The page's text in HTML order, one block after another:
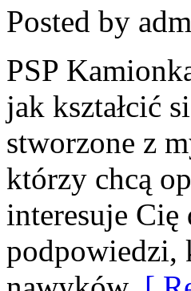
Posted by
PSP
jak kształcić
stworzone z
którzy chcą
interesuje Cię
podpowiedzi,